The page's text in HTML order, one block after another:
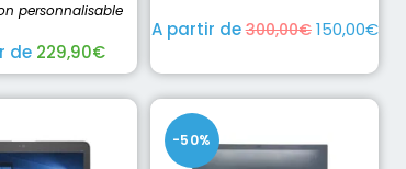
personnalisable
de 229,90€
A partir de300,00€ 150,00€
-50%